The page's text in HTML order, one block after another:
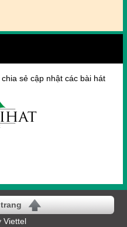
sẻ cập nhật các bài hát
Viettel